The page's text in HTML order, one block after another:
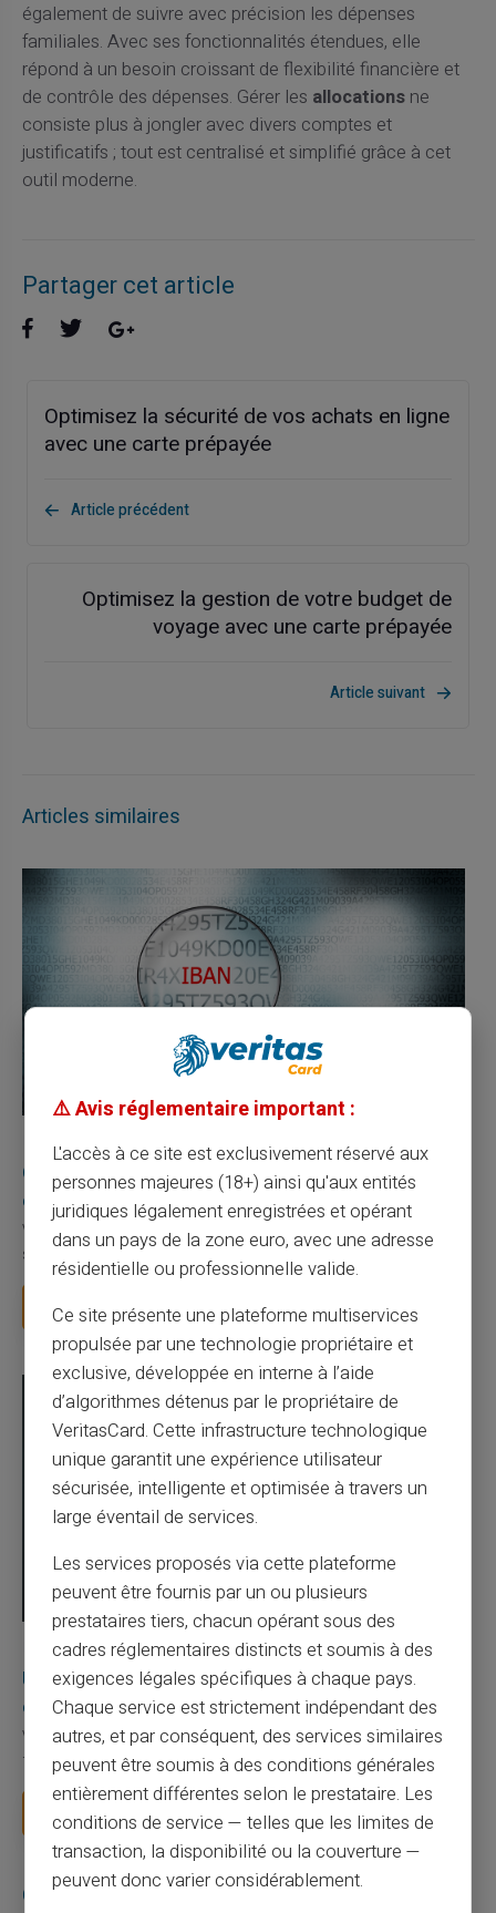
également de suivre avec précision les dépenses
familiales. Avec ses fonctionnalités étendues, elle
répond à un besoin croissant de flexibilité financière et
de contrôle des dépenses. Gérer les allocationsne
consiste plus à jongler avec divers comptes et
justificatifs ; tout est centralisé et simplifié grâce à cet
outil moderne.
Partager cet article
Optimisez la sécurité de vos achats en ligne
avec une carte prépayée
Article précédent
Optimisez la gestion de votre budget de
voyage avec une carte prépayée
Article suivant
Articles similaires
Quelle est la différence entre un RIB et un IBAN
en France ?
Votre employeur vous demande votre RIB pour verser votre
salaire. La CAF vous demande votre IBAN pou...
Lire la suite
03/08/2026 Veritas Carte prépayée
Une carte bancaire gratuite sans compte, ça
existe ?
Vous avez tapé cette recherche parce que votre banque vous
facture 50 € par an pour une carte que vo...
Lire la suite
Catégories
⚠️ Avis réglementaire important :
L'accès à ce site est exclusivement réservé aux
personnes majeures (18+) ainsi qu'aux entités
juridiques légalement enregistrées et opérant
dans un pays de la zone euro, avec une adresse
résidentielle ou professionnelle valide.
Ce site présente une plateforme multiservices
propulsée par une technologie propriétaire et
exclusive, développée en interne à l’aide
d’algorithmes détenus par le propriétaire de
VeritasCard. Cette infrastructure technologique
unique garantit une expérience utilisateur
sécurisée, intelligente et optimisée à travers un
large éventail de services.
Les services proposés via cette plateforme
peuvent être fournis par un ou plusieurs
prestataires tiers, chacun opérant sous des
cadres réglementaires distincts et soumis à des
exigences légales spécifiques à chaque pays.
Chaque service est strictement indépendant des
autres, et par conséquent, des services similaires
peuvent être soumis à des conditions générales
entièrement différentes selon le prestataire. Les
conditions de service — telles que les limites de
transaction, la disponibilité ou la couverture —
peuvent donc varier considérablement.